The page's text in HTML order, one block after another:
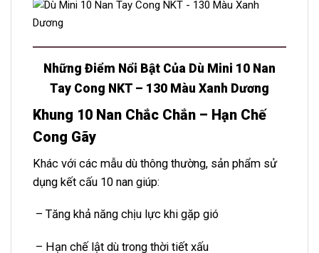
Những Điểm Nổi Bật Của Dù Mini 10 Nan
Tay Cong NKT – 130 Màu Xanh Dương
Khung 10 Nan Chắc Chắn – Hạn Chế
Cong Gãy
Khác với các mẫu dù thông thường, sản phẩm sử
dụng kết cấu 10 nan giúp:
– Tăng khả năng chịu lực khi gặp gió
– Hạn chế lật dù trong thời tiết xấu